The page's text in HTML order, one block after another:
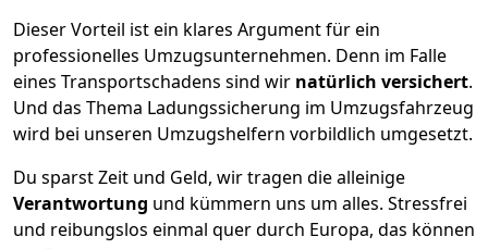
Dieser Vorteil ist ein klares Argument für ein
professionelles Umzugsunternehmen. Denn im Falle
eines Transportschadens sind wir natürlich versichert.
Und das Thema Ladungssicherung im Umzugsfahrzeug
wird bei unseren Umzugshelfern vorbildlich umgesetzt.
Du sparst Zeit und Geld, wir tragen die alleinige
Verantwortung und kümmern uns um alles. Stressfrei
und reibungslos einmal quer durch Europa, das können